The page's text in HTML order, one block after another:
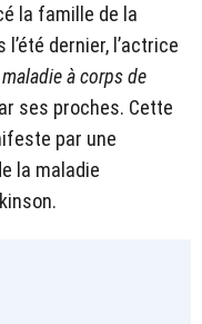
la famille de la
l’été dernier, l’actrice
à corps de
ses proches. Cette
par une
la maladie